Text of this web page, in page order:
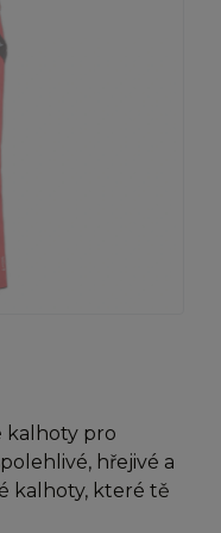
kalhoty pro
hřejivé a
kalhoty, které tě